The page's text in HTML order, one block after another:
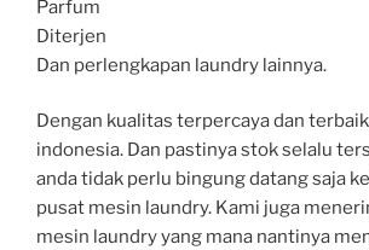
Parfum
Diterjen
Dan perlengkapan laundry lainnya.
Dengan kualitas terpercaya dan
indonesia. Dan pastinya stok selalu
anda tidak perlu bingung datang saja
pusat mesin laundry. Kami juga
mesin laundry yang mana nantinya